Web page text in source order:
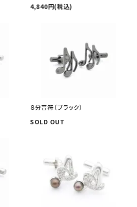
4,840円(税込)
８分音符（ブラック）
SOLD OUT